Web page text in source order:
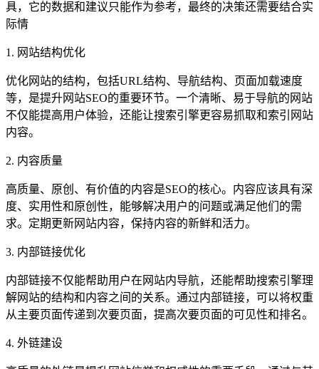
具，它的数据和建议只能作为参考，最终的决策还需要结合实
际情
1. 网站结构优化
优化网站的结构，包括URL结构、导航结构、页面加载速度
等，是提升网站SEO的重要环节。一个清晰、易于导航的网站
不仅能提高用户体验，还能让搜索引擎更容易抓取和索引网站
内容。
2. 内容质量
高质量、原创、有价值的内容是SEO的核心。内容应该具有深
度、实用性和原创性，能够解决用户的问题或满足他们的需
求。定期更新网站内容，保持内容的新鲜和活力。
3. 内部链接优化
内部链接不仅能帮助用户在网站内导航，还能帮助搜索引擎理
解网站的结构和内容之间的关系。通过内部链接，可以将权重
从主要页面传递到次要页面，提高次要页面的可见性和排名。
4. 外链建设